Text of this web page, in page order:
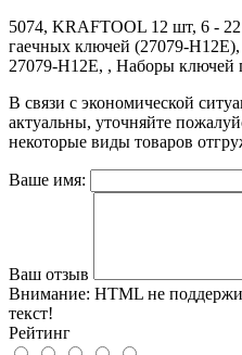
5074, KRAFTOOL 12 шт, 6 -
гаечных ключей (27079-
27079-H12E, , Наборы ключей
В связи с экономической
актуальны, уточняйте
некоторые виды товаров
Ваше имя:
Ваш отзыв
Внимание: HTML не
текст!
Рейтинг